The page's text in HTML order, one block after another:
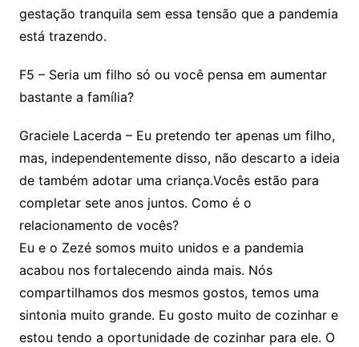
gestação tranquila sem essa tensão que a pandemia
está trazendo.
F5 – Seria um filho só ou você pensa em aumentar
bastante a família?
Graciele Lacerda – Eu pretendo ter apenas um filho,
mas, independentemente disso, não descarto a ideia
de também adotar uma criança.Vocês estão para
completar sete anos juntos. Como é o
relacionamento de vocês?
Eu e o Zezé somos muito unidos e a pandemia
acabou nos fortalecendo ainda mais. Nós
compartilhamos dos mesmos gostos, temos uma
sintonia muito grande. Eu gosto muito de cozinhar e
estou tendo a oportunidade de cozinhar para ele. O